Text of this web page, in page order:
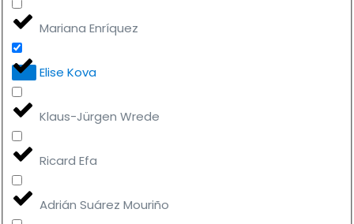
Mariana Enríquez
Elise Kova
Klaus-Jürgen Wrede
Ricard Efa
Adrián Suárez Mouriño